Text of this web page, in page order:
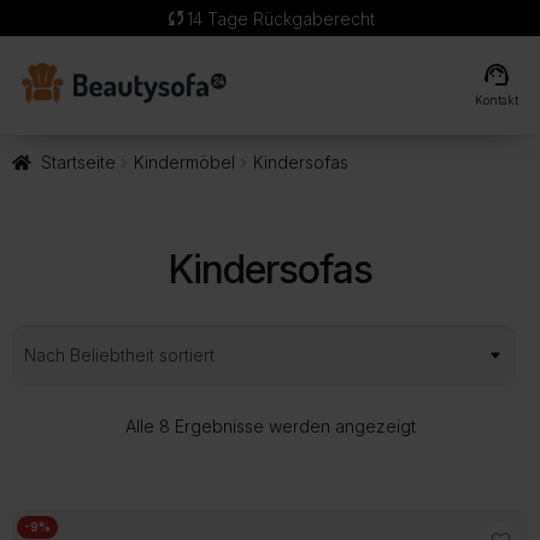
sync 14 Tage Rückgaberecht
support_agent
Kontakt
Startseite Kindermöbel Kindersofas
Kindersofas
Alle 8 Ergebnisse werden angezeigtNach
-9%